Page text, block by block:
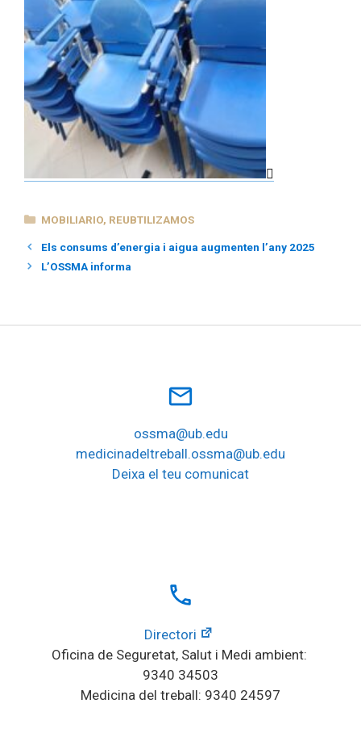
CATEGORÍAS
MOBILIARIO, REUBTILIZAMOS
Els consums d’energia i aigua augmenten l’any 2025
L’OSSMA informa
mail_outline
ossma@ub.edu
medicinadeltreball.ossma@ub.edu
Deixa el teu comunicat
local_phone
Directori
Oficina de Seguretat, Salut i Medi ambient:
9340 34503
Medicina del treball: 9340 24597